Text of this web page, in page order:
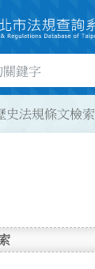
位
史法規條文檢索